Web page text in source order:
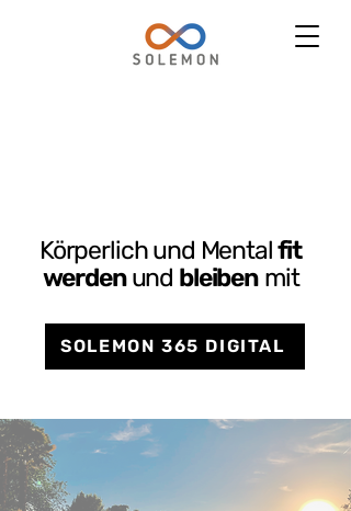
Körperlich und Mentalfit
werdenund bleibenmit
SOLEMON 365 DIGITAL